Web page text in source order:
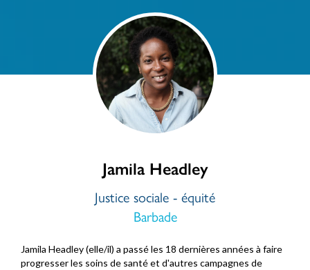
Jamila Headley
Justice sociale - équité
Barbade
Jamila Headley (elle/il) a passé les 18 dernières années à faire
progresser les soins de santé et d'autres campagnes de